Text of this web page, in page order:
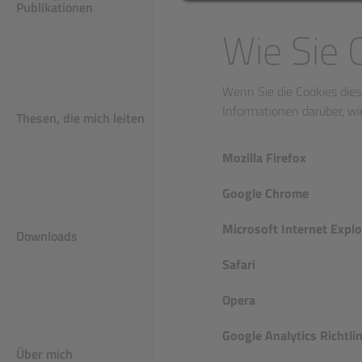
Publikationen
Thesen, die mich leiten
Downloads
Über mich
Wie Sie
Wenn Sie die Cookies
Informationen darüber,
Mozilla Firefox
Google Chrome
Microsoft Internet
Safari
Opera
Google Analytics